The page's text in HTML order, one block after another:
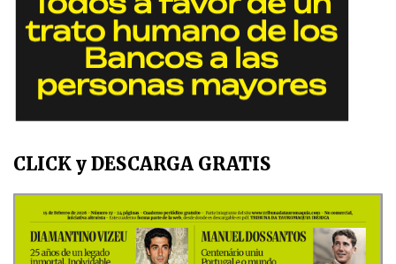
CLICK y DESCARGA GRATIS